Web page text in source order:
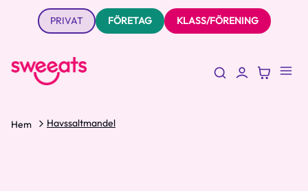
PRIVAT FÖRETAG KLASS/FÖRENING
Hem Havssaltmandel